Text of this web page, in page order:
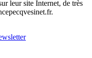
leur site Internet, de très